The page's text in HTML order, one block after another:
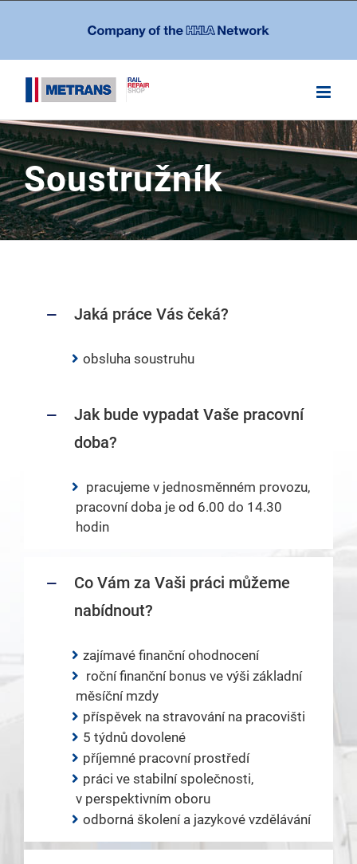
Soustružník
Jaká práce Vás čeká?
obsluha soustruhu
Jak bude vypadat Vaše pracovní
doba?
pracujeme v jednosměnném provozu,
pracovní doba je od 6.00 do 14.30
hodin
Co Vám za Vaši práci můžeme
nabídnout?
zajímavé finanční ohodnocení
roční finanční bonus ve výši základní
měsíční mzdy
příspěvek na stravování na pracovišti
5 týdnů dovolené
příjemné pracovní prostředí
práci ve stabilní společnosti,
v perspektivním oboru
odborná školení a jazykové vzdělávání